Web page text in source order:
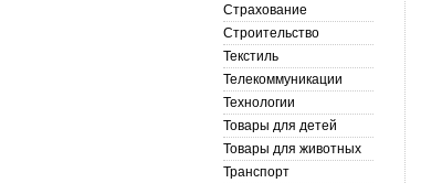
Страхование
Строительство
Текстиль
Телекоммуникации
Технологии
Товары для детей
Товары для животных
Транспорт